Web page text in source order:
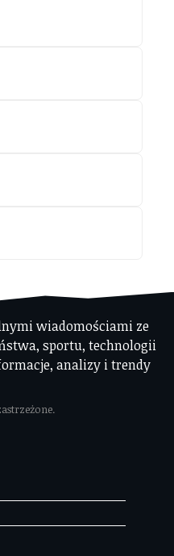
wiadomościami ze
sportu, technologii
analizy i trendy